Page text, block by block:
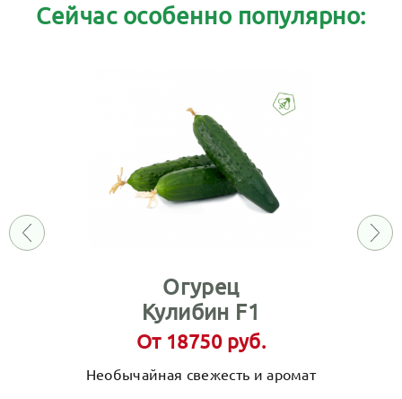
Сейчас особенно популярно:
Огурец
Кулибин F1
От 18750 руб.
Необычайная свежесть и аромат